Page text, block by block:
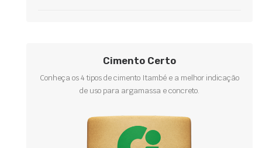
Cimento Certo
Conheça os 4 tipos de cimento Itambé e a melhor indicação
de uso para argamassa e concreto.